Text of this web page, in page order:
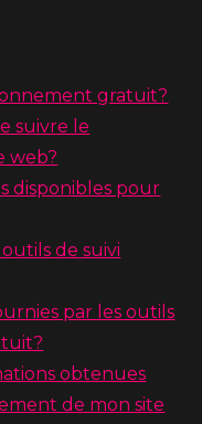
gratuit?
suivre le
web?
disponibles pour
de suivi
par les outils
obtenues
de mon site